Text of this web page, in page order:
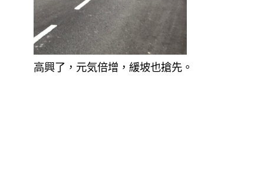
高興了，元気倍增，緩坡也搶先。